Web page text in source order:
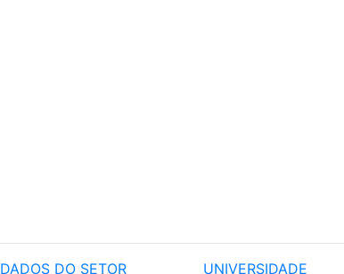
DADOS DO SETOR
UNIVERSIDADE